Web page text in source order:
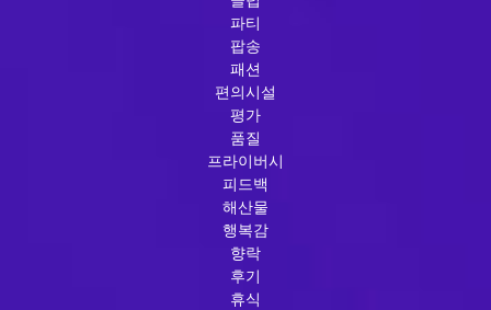
파티
팝송
패션
편의시설
평가
품질
프라이버시
피드백
해산물
행복감
향락
후기
휴식